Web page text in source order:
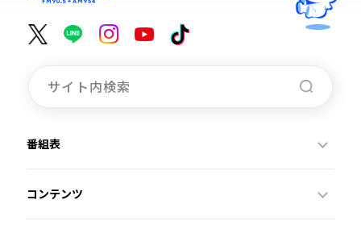
番組表
コンテンツ